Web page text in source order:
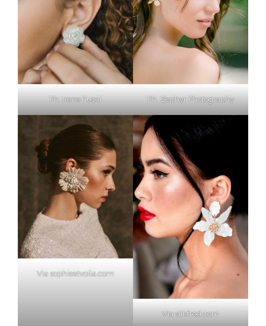
Ph. Irene Fucci Ph. Zephyr Photography
Via sophieetvoila.com
Via silkfred.com